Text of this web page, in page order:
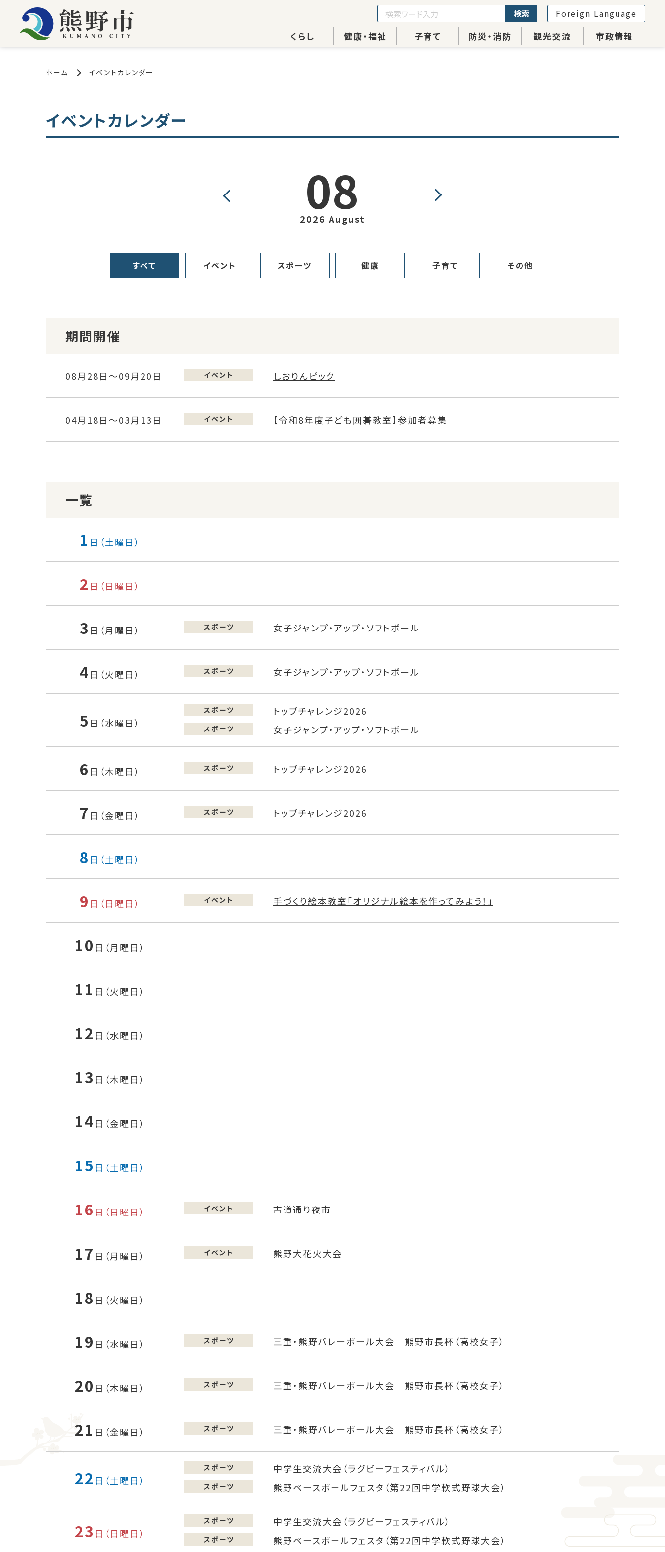
くらし 健康・福祉 子育て 防災・消防 観光交流 市政情報
検索 Foreign Language
ホーム イベントカレンダー
イベントカレンダー
08
2026 August
すべて イベント スポーツ 健康 子育て その他
期間開催
08月28日～09月20日 イベント しおりんピック
04月18日～03月13日 イベント 【令和8年度子ども囲碁教室】参加者募集
一覧
1 日（土曜日）
2 日（日曜日）
3 日（月曜日） スポーツ 女子ジャンプ・アップ・ソフトボール
4 日（火曜日） スポーツ 女子ジャンプ・アップ・ソフトボール
5 日（水曜日）
スポーツ トップチャレンジ2026
スポーツ 女子ジャンプ・アップ・ソフトボール
6 日（木曜日） スポーツ トップチャレンジ2026
7 日（金曜日） スポーツ トップチャレンジ2026
8 日（土曜日）
9 日（日曜日） イベント 手づくり絵本教室「オリジナル絵本を作ってみよう！」
10 日（月曜日）
11 日（火曜日）
12 日（水曜日）
13 日（木曜日）
14 日（金曜日）
15 日（土曜日）
16 日（日曜日） イベント 古道通り夜市
17 日（月曜日） イベント 熊野大花火大会
18 日（火曜日）
19 日（水曜日） スポーツ 三重・熊野バレーボール大会 熊野市長杯（高校女子）
20 日（木曜日） スポーツ 三重・熊野バレーボール大会 熊野市長杯（高校女子）
21 日（金曜日） スポーツ 三重・熊野バレーボール大会 熊野市長杯（高校女子）
22 日（土曜日）
スポーツ 中学生交流大会（ラグビーフェスティバル）
スポーツ 熊野ベースボールフェスタ（第22回中学軟式野球大会）
23 日（日曜日）
スポーツ 中学生交流大会（ラグビーフェスティバル）
スポーツ 熊野ベースボールフェスタ（第22回中学軟式野球大会）